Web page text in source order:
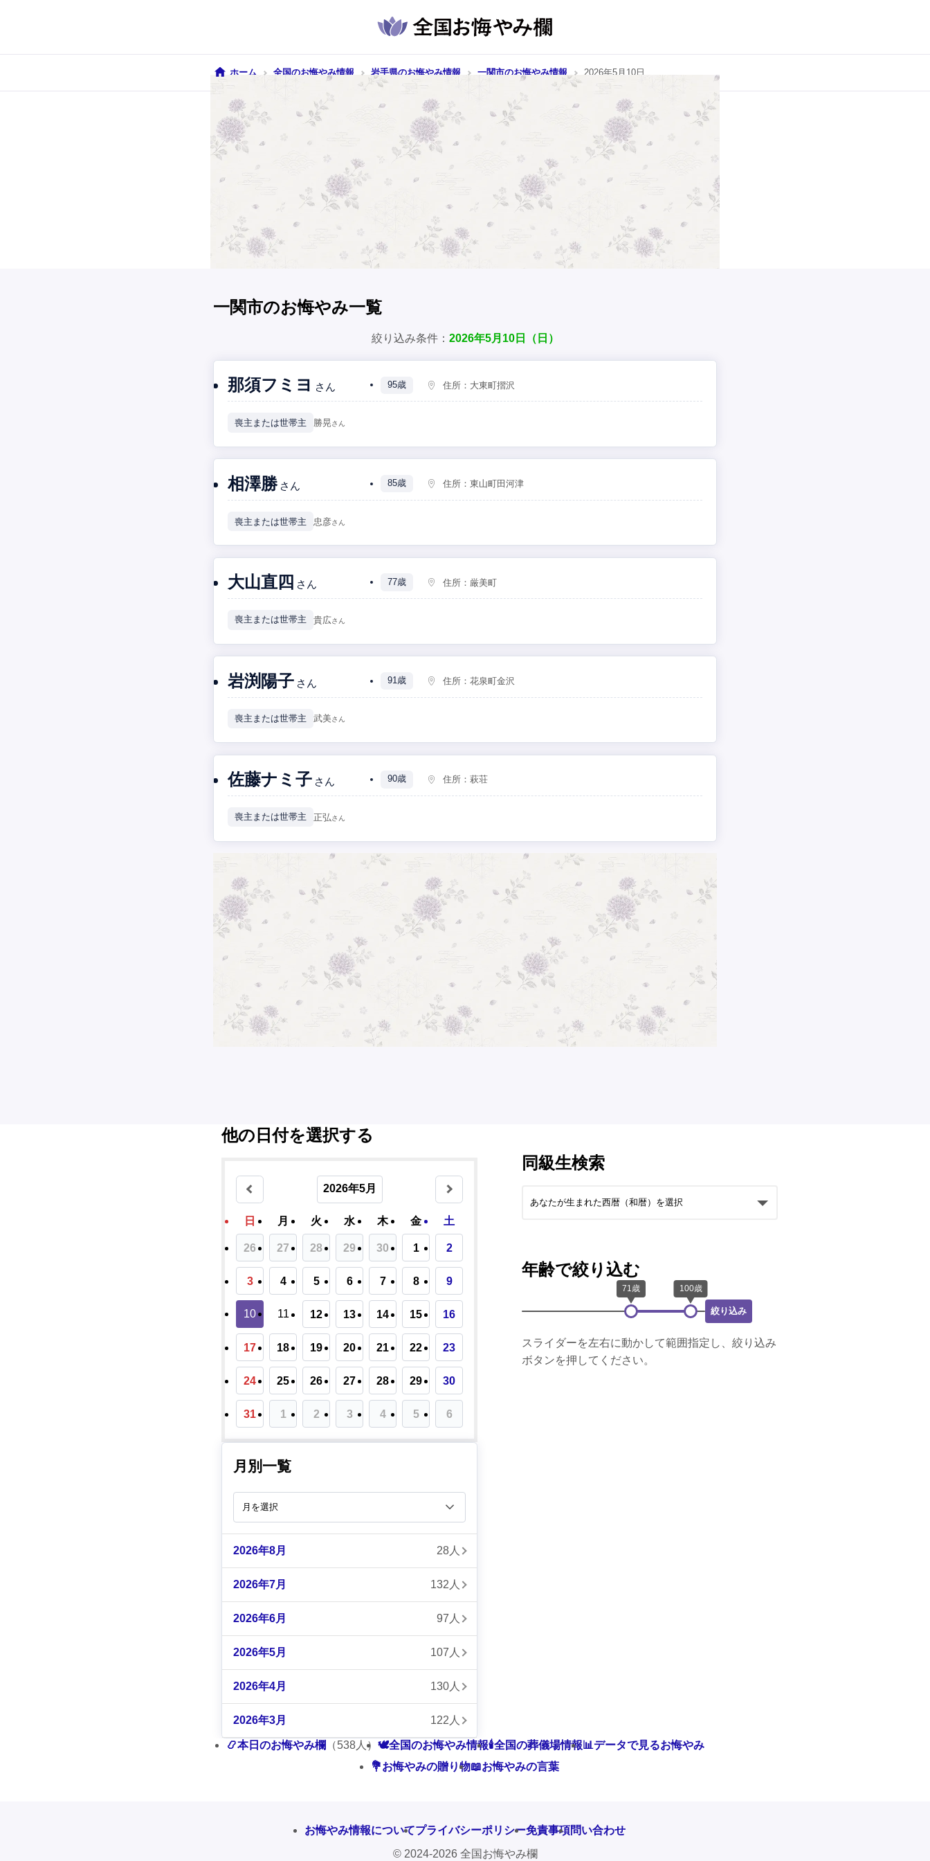
ホーム 全国のお悔やみ情報 岩手県のお悔やみ情報 一関市のお悔やみ情報 2026年5月10日
一関市のお悔やみ一覧
絞り込み条件： 2026年5月10日（日）
那須フミヨ さん 95歳 住所： 大東町摺沢
喪主または世帯主 勝晃さん
相澤勝 さん 85歳 住所：東山町田河津
喪主または世帯主 忠彦さん
大山直四 さん 77歳 住所： 厳美町
喪主または世帯主 貴広さん
岩渕陽子 さん 91歳 住所：花泉町金沢
喪主または世帯主 武美さん
佐藤ナミ子 さん 90歳 住所：萩荘
喪主または世帯主 正弘さん
他の日付を選択する
2026年5月
日 月 火 水 木 金 土
26 27 28 29 30 1 2
3 4 5 6 7 8 9
10 11 12 13 14 15 16
17 18 19 20 21 22 23
24 25 26 27 28 29 30
31 1 2 3 4 5 6
月別一覧
2026年8月 28人
2026年7月 132人
2026年6月 97人
2026年5月 107人
2026年4月 130人
2026年3月 122人
同級生検索
年齢で絞り込む
絞り込み
スライダーを左右に動かして範囲指定し、絞り込み
ボタンを押してください。
📿本日のお悔やみ欄 （538人） 🕊️全国のお悔やみ情報🕯️全国の葬儀場情報📊データで見るお悔やみ
💐お悔やみの贈り物📖お悔やみの言葉
お悔やみ情報についてプライバシーポリシー免責事項問い合わせ
© 2024-2026 全国お悔やみ欄